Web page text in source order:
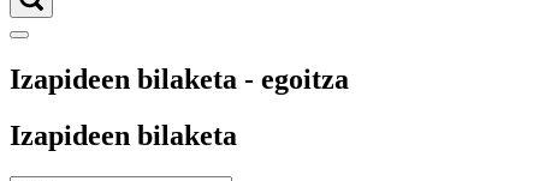
Izapideen bilaketa - egoitza
Izapideen bilaketa